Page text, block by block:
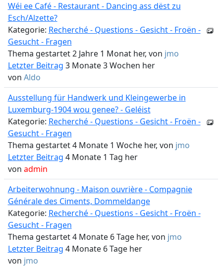
Wéi ee Café - Restaurant - Dancing ass dëst zu
Esch/Alzette?
Kategorie: Recherché - Questions - Gesicht - Froën -
Gesucht - Fragen
Thema gestartet 2 Jahre 1 Monat her, von jmo
Letzter Beitrag 3 Monate 3 Wochen her
von Aldo
Ausstellung für Handwerk und Kleingewerbe in
Luxemburg-1904 wou genee? - Geléist
Kategorie: Recherché - Questions - Gesicht - Froën -
Gesucht - Fragen
Thema gestartet 4 Monate 1 Woche her, von jmo
Letzter Beitrag 4 Monate 1 Tag her
von admin
Arbeiterwohnung - Maison ouvrière - Compagnie
Générale des Ciments, Dommeldange
Kategorie: Recherché - Questions - Gesicht - Froën -
Gesucht - Fragen
Thema gestartet 4 Monate 6 Tage her, von jmo
Letzter Beitrag 4 Monate 6 Tage her
von jmo